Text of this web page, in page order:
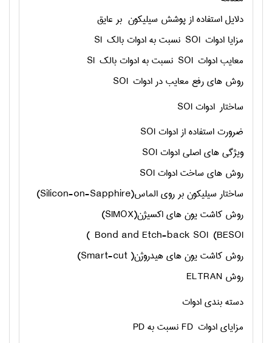
دلایل استفاده از پوشش سيليكون ‌ بر عايق
مزایا ادوات SOI نسبت به ادوات بالک SI
معایب ادوات SOI نسبت به ادوات بالک SI
روش های رفع معایب در ادوات SOI
ساختار ادواتSOI
ضرورت استفاده از ادواتSOI
ويژگي هاي اصلي ادواتSOI
روش های ساخت ادواتSOI
ساختار سیلیکون بر روی الماس(Silicon-on-Sapphire
)
روش کاشت یون های اکسیژن(SIMOX
)
Bond and Etch-back SOI (BESOI
)
روش کاشت یون های هیدروژن( Smart-cut
)
روش ELTRAN
دسته بندی ادوات
مزایای ادوات FD نسبت بهPD